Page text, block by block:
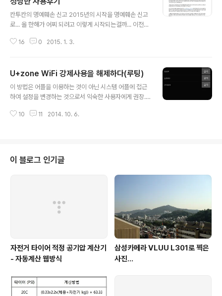
칸투칸의 명예훼손 신고 2015년의 시작을 명예훼손 신고
로... 올 한해가 어찌 되려고 이렇게 시작되는걸까... 이전에
었다. http://lovepoem.tistory.com/869 -> 6만원의
있어서 명예훼손에 해당되어 차단 될수도 있음을 예상했
다. 그런데 아래 두 글은 순수한 내 사용후기이며 내가 직접
겪은 내용인데 같이 차단되었다.http://lovepoem.tistor
을 입어보고http://lovepoem.tistory.com/868 -> A
16 0 2015. 1. 3.
U+zone WiFi 강제사용을 해제하다(루팅)
이 방법은 어플을 이용하는 것이 아닌 시스템 어플에 접근
하여 설정을 변경하는 것으로서 익숙한 사용자에게 권장.
하며, 사용된 기종은 아이언2. 다른 기종에서의 정상작동
침해U+zone 강제차단하기 - 내 선택권은 내가 챙긴다 그
런데 이 어플을 사용하다보니 두가지중 하나인 스마트WiF
i가 배터리를 엄청나게 잡아먹는것을 알게 되었다. 아마 다
상된다. 하여 시간 나는대로 틈틈이..
10 11 2014. 10. 6.
이 블로그 인기글
자전거 타이어 적정 공기압 계산기
- 자동계산 웹방식
삼성카메라 VLUU L301로 찍은
사진...